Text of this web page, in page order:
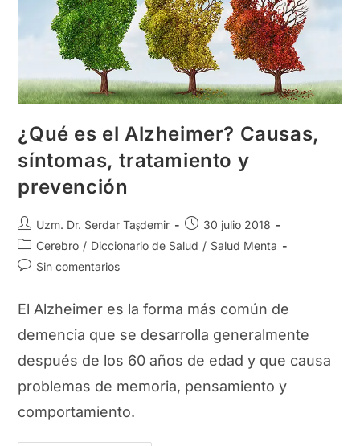
¿Qué es el Alzheimer? Causas,
síntomas, tratamiento y
prevención
Autor
de
la
entrada:
Uzm. Dr. Serdar Taşdemir
Publicación
de
30 julio 2018
Categoría
de
Cerebro / Diccionario de Salud / Salud Menta
Comentarios
entrada:
Sin comentarios
El Alzheimer es la forma más común de
demencia que se desarrolla generalmente
después de los 60 años de edad y que causa
problemas de memoria, pensamiento y
comportamiento.